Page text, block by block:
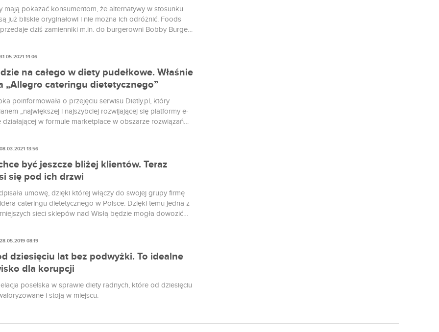
mają pokazać konsumentom, że alternatywy w stosunku
już bliskie oryginałowi i nie można ich odróżnić. Foods
dziś zamienniki m.in. do burgerowni Bobby Burger
na całego w diety pudełkowe. Właśnie
„Allegro cateringu dietetycznego”
poinformowała o przejęciu serwisu Dietly.pl, który
„największej i najszybciej rozwijającej się platformy e-
działającej w formule marketplace w obszarze rozwiązań
w Polsce.
31.05.2021 14:06
być jeszcze bliżej klientów. Teraz
się pod ich drzwi
umowę, dzięki której włączy do swojej grupy firmę
cateringu dietetycznego w Polsce. Dzięki temu jedna z
sieci sklepów nad Wisłą będzie mogła dowozić
08.03.2021 13:56
dziesięciu lat bez podwyżki. To idealne
dla korupcji
poselska w sprawie diety radnych, które od dziesięciu
i stoją w miejscu.
28.05.2019 08:19